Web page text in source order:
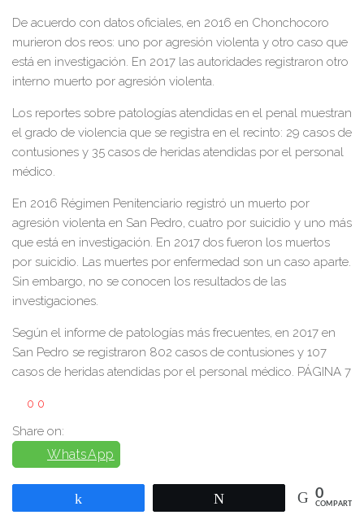
De acuerdo con datos oficiales, en 2016 en Chonchocoro
murieron dos reos: uno por agresión violenta y otro caso que
está en investigación. En 2017 las autoridades registraron otro
interno muerto por agresión violenta.
Los reportes sobre patologías atendidas en el penal muestran
el grado de violencia que se registra en el recinto: 29 casos de
contusiones y 35 casos de heridas atendidas por el personal
médico.
En 2016 Régimen Penitenciario registró un muerto por
agresión violenta en San Pedro, cuatro por suicidio y uno más
que está en investigación. En 2017 dos fueron los muertos
por suicidio. Las muertes por enfermedad son un caso aparte.
Sin embargo, no se conocen los resultados de las
investigaciones.
Según el informe de patologías más frecuentes, en 2017 en
San Pedro se registraron 802 casos de contusiones y 107
casos de heridas atendidas por el personal médico. PÁGINA 7
0 0
Share on:
WhatsApp
0
COMPARTIR